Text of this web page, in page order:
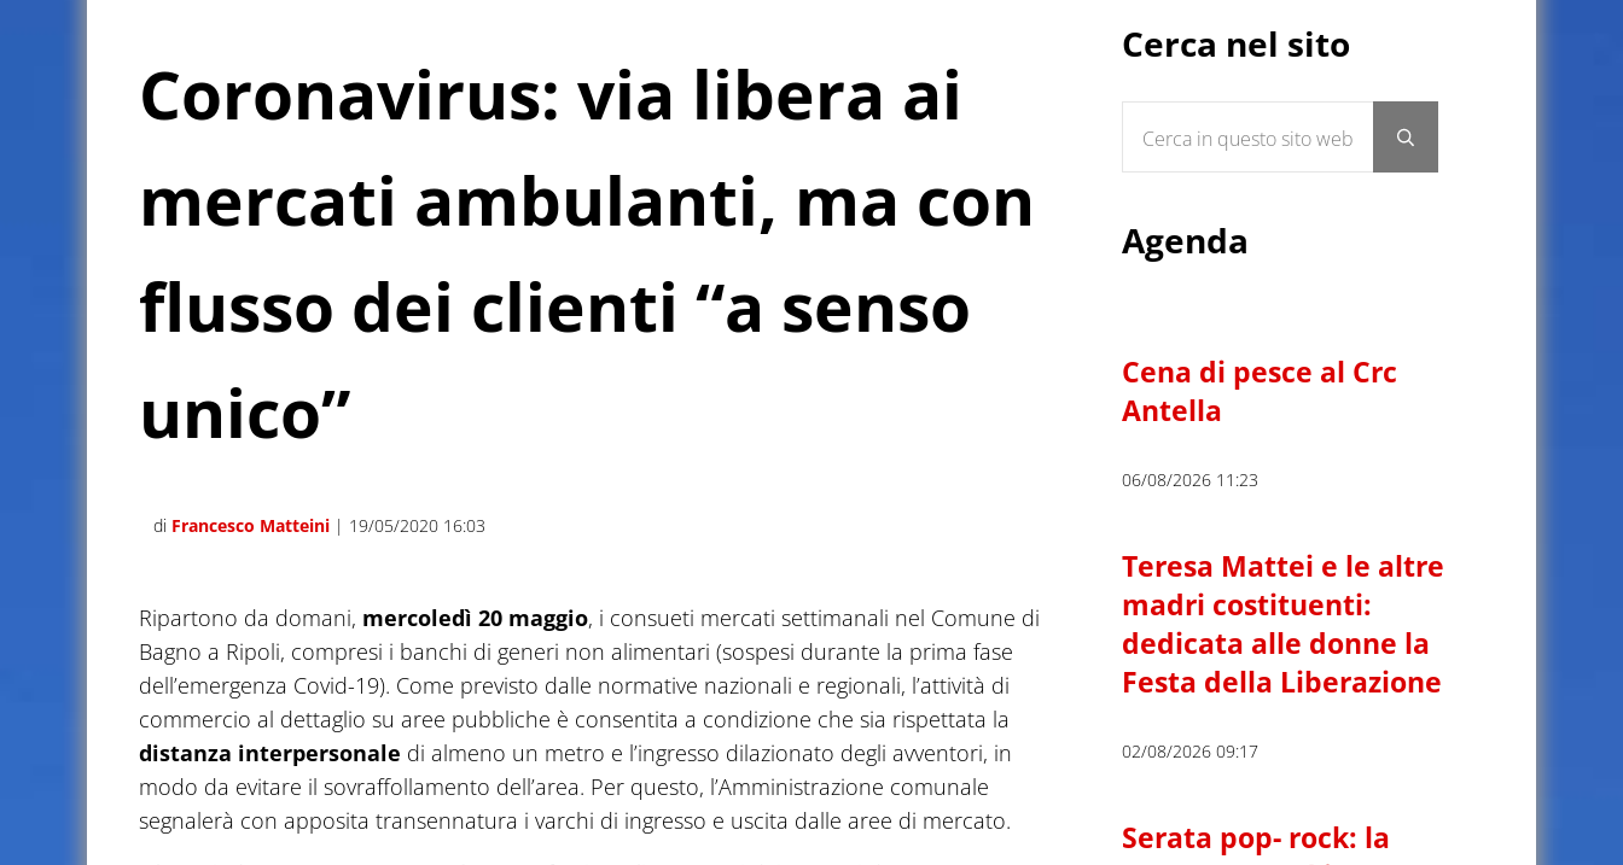
Coronavirus: via libera ai
mercati ambulanti, ma con
flusso dei clienti “a senso
unico”
di Francesco Matteini | 19/05/2020 16:03
Ripartono da domani, mercoledì 20 maggio, i consueti mercati settimanali nel Comune di
Bagno a Ripoli, compresi i banchi di generi non alimentari (sospesi durante la prima fase
dell’emergenza Covid-19). Come previsto dalle normative nazionali e regionali, l’attività di
commercio al dettaglio su aree pubbliche è consentita a condizione che sia rispettata la
distanza interpersonale di almeno un metro e l’ingresso dilazionato degli avventori, in
modo da evitare il sovraffollamento dell’area. Per questo, l’Amministrazione comunale
segnalerà con apposita transennatura i varchi di ingresso e uscita dalle aree di mercato.
Cerca nel sito
Submit search
Agenda
Cena di pesce al Crc
Antella
06/08/2026 11:23
Teresa Mattei e le altre
madri costituenti:
dedicata alle donne la
Festa della Liberazione
02/08/2026 09:17
Serata pop- rock: la